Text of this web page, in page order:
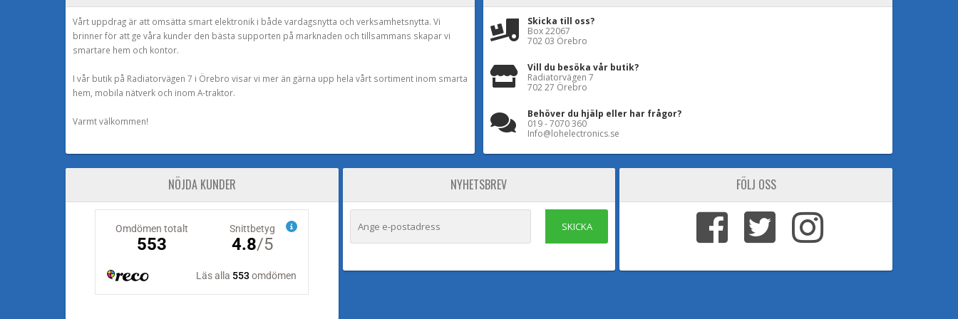
Vårt uppdrag är att omsätta smart elektronik i både vardagsnytta och verksamhetsnytta. Vi
brinner för att ge våra kunder den bästa supporten på marknaden och tillsammans skapar vi
smartare hem och kontor.
I vår butik på Radiatorvägen 7 i Örebro visar vi mer än gärna upp hela vårt sortiment inom smarta
hem, mobila nätverk och inom A-traktor.
Varmt välkommen!
Skicka till oss?
Box 22067
702 03 Örebro
Vill du besöka vår butik?
Radiatorvägen 7
702 27 Örebro
Behöver du hjälp eller har frågor?
019 - 7070 360
Info@lohelectronics.se
NÖJDA KUNDER NYHETSBREV
SKICKA
FÖLJ OSS